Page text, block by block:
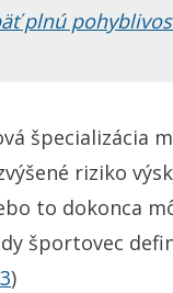
plnú
špecializácia
riziko
to dokonca
športovec
3)